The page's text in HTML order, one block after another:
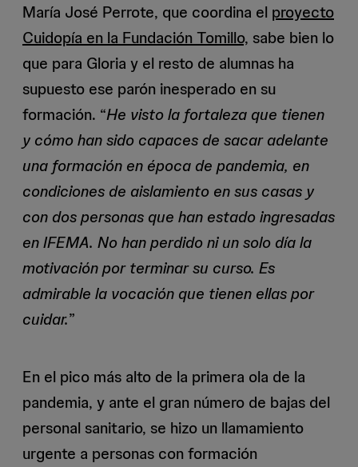
María José Perrote, que coordina el proyecto
Cuidopía en la Fundación Tomillo, sabe bien lo
que para Gloria y el resto de alumnas ha
supuesto ese parón inesperado en su
formación. “He visto la fortaleza que tienen
y cómo han sido capaces de sacar adelante
una formación en época de pandemia, en
condiciones de aislamiento en sus casas y
con dos personas que han estado ingresadas
en IFEMA. No han perdido ni un solo día la
motivación por terminar su curso. Es
admirable la vocación que tienen ellas por
cuidar.”
En el pico más alto de la primera ola de la
pandemia, y ante el gran número de bajas del
personal sanitario, se hizo un llamamiento
urgente a personas con formación